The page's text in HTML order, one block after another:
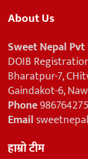
About Us
Sweet Nepal Pvt
DOIB
Bharatpur-7,
Gaindakot-6,
Phone
Email
हाम्रो टीम